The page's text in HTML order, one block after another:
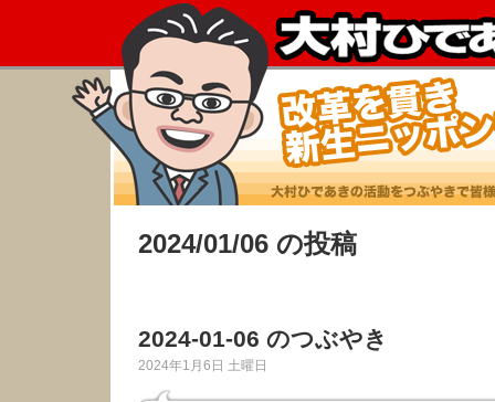
2024/01/06 の投稿
2024-01-06 のつぶやき
2024年1月6日 土曜日